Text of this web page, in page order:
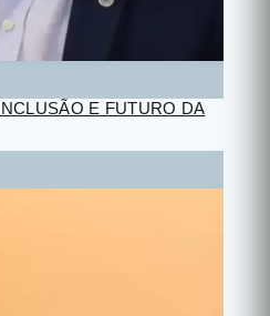
E FUTURO DA